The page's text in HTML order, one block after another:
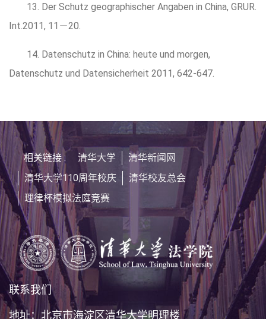
13. Der Schutz geographischer Angaben in China, GRUR.
Int.2011, 11－20.
14. Datenschutz in China: heute und morgen,
Datenschutz und Datensicherheit 2011, 642-647.
相关链接 : 清华大学
清华新闻网
清华大学110周年校庆
清华校友总会
理律杯模拟法庭竞赛
联系我们
地址：北京市海淀区清华大学明理楼